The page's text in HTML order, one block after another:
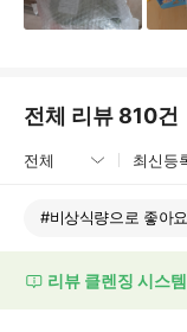
전체 리뷰 810건
#비상식량으로 좋아요
리뷰 클렌징 시스템